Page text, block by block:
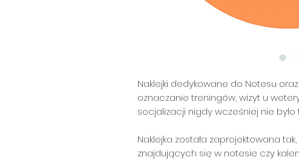
Naklejki dedykowane do Notesu
oznaczanie treningów, wizyt u
socjalizacji nigdy wcześniej nie było
Naklejka została zaprojektowana
znajdujących się w notesie czy